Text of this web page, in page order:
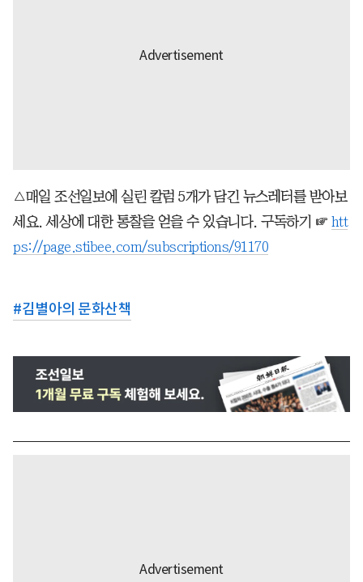
△매일 조선일보에 실린 칼럼 5개가 담긴 뉴스레터를 받아보
세요. 세상에 대한 통찰을 얻을 수 있습니다. 구독하기 ☞ htt
ps://page.stibee.com/subscriptions/91170
#김별아의 문화산책